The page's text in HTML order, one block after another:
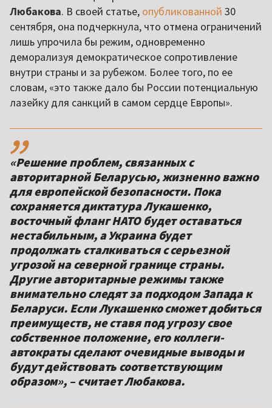
Любакова. В своей статье, опубликованной 30
сентября, она подчеркнула, что отмена ограничений
лишь упрочила бы режим, одновременно
деморализуя демократическое сопротивление
внутри страны и за рубежом. Более того, по ее
словам, «это также дало бы России потенциальную
лазейку для санкций в самом сердце Европы».
,,
«Решение проблем, связанных с
авторитарной Беларусью, жизненно важно
для европейской безопасности. Пока
сохраняется диктатура Лукашенко,
восточный фланг НАТО будет оставаться
нестабильным, а Украина будет
продолжать сталкиваться с серьезной
угрозой на северной границе страны.
Другие авторитарные режимы также
внимательно следят за подходом Запада к
Беларуси. Если Лукашенко сможет добиться
преимуществ, не ставя под угрозу свое
собственное положение, его коллеги-
автократы сделают очевидные выводы и
будут действовать соответствующим
образом», – считает Любакова.